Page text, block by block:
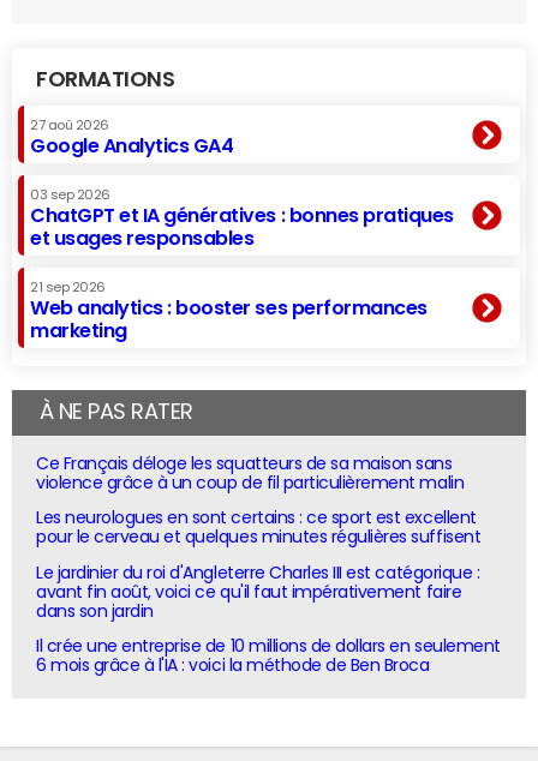
FORMATIONS
27 aoû 2026
Google Analytics GA4
03 sep 2026
ChatGPT et IA génératives : bonnes pratiques
et usages responsables
21 sep 2026
Web analytics : booster ses performances
marketing
À NE PAS RATER
Ce Français déloge les squatteurs de sa maison sans
violence grâce à un coup de fil particulièrement malin
Les neurologues en sont certains : ce sport est excellent
pour le cerveau et quelques minutes régulières suffisent
Le jardinier du roi d'Angleterre Charles III est catégorique :
avant fin août, voici ce qu'il faut impérativement faire
dans son jardin
Il crée une entreprise de 10 millions de dollars en seulement
6 mois grâce à l'IA : voici la méthode de Ben Broca